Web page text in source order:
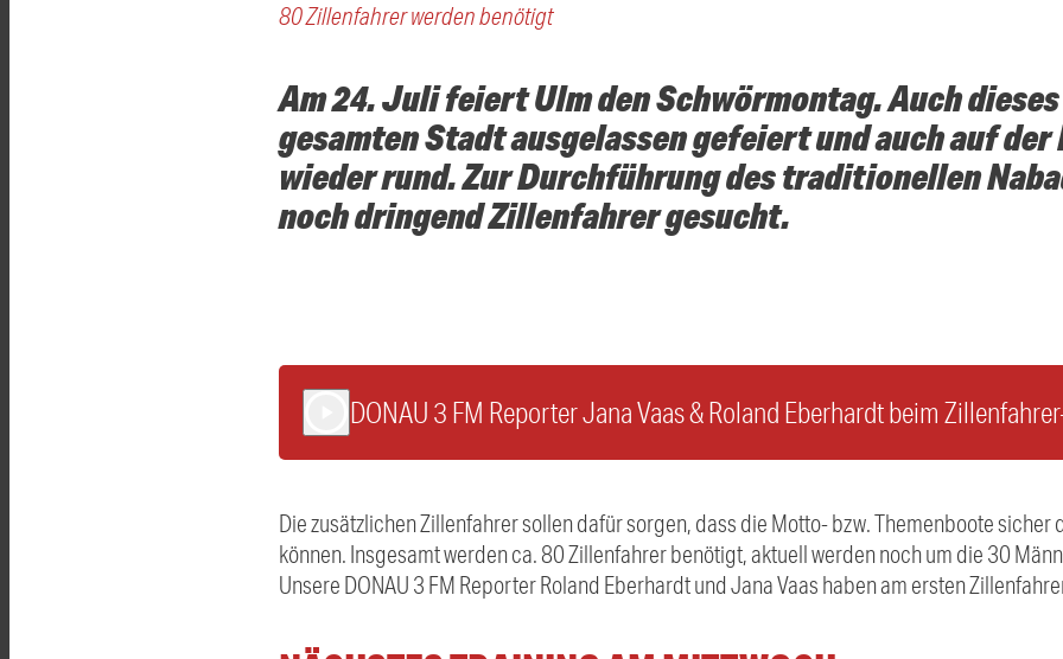
80 Zillenfahrer werden benötigt
Am 24. Juli feiert Ulm den Schwörmontag. Auch
gesamten Stadt ausgelassen gefeiert und auch auf der
wieder rund. Zur Durchführung des traditionellen
noch dringend Zillenfahrer gesucht.
DONAU 3 FM Reporter Jana Vaas & Roland Eberhardt beim
Die zusätzlichen Zillenfahrer sollen dafür sorgen, dass die Motto- bzw. Themenboote sicher
können. Insgesamt werden ca. 80 Zillenfahrer benötigt, aktuell werden noch um die 30
Unsere DONAU 3 FM Reporter Roland Eberhardt und Jana Vaas haben am ersten